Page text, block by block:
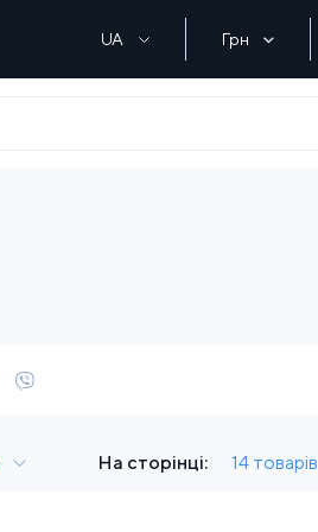
UA Грн
На сторінці: 14 товарів